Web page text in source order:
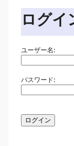
ログイ
ユーザー名:
パスワード: